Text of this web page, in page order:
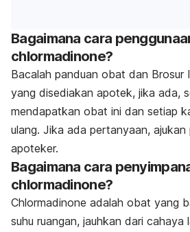
Bagaimana cara
chlormadinone?
Bacalah panduan obat dan Brosur
yang disediakan apotek, jika ada,
mendapatkan obat ini dan setiap
ulang. Jika ada pertanyaan,
apoteker.
Bagaimana cara
chlormadinone?
Chlormadinone adalah obat yang
suhu ruangan, jauhkan dari cahaya